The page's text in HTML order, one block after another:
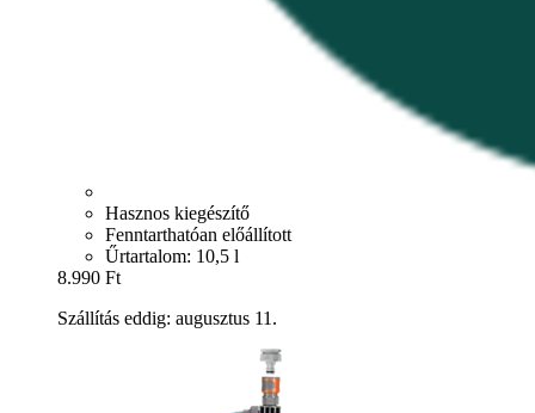
Hasznos kiegészítő
Fenntarthatóan előállított
Űrtartalom: 10,5 l
8.990 Ft
Szállítás eddig: augusztus 11.